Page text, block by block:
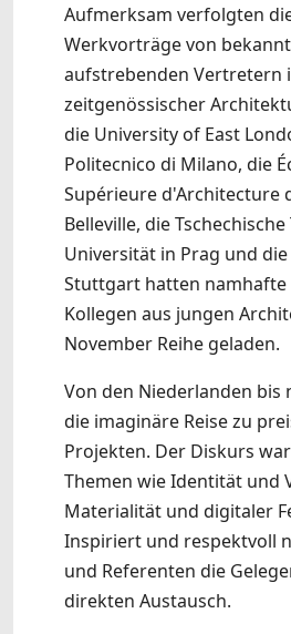
Aufmerksam verfolgten
Werkvorträge von
aufstrebenden Vertretern
zeitgenössischer
die University of East
Politecnico di Milano, die
Supérieure d'Architecture
Belleville, die
Universität in Prag und
Stuttgart hatten namhafte
Kollegen aus jungen
November Reihe geladen.
Von den Niederlanden bis
die imaginäre Reise zu
Projekten. Der Diskurs
Themen wie Identität und
Materialität und digitaler
Inspiriert und respektvoll
und Referenten die
direkten Austausch.